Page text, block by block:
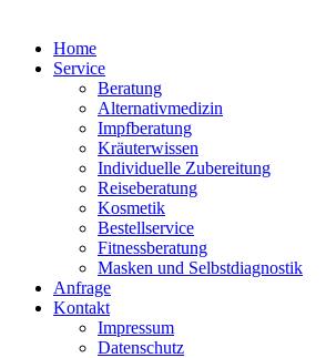
Home
Service
Beratung
Alternativmedizin
Impfberatung
Kräuterwissen
Individuelle Zubereitung
Reiseberatung
Kosmetik
Bestellservice
Fitnessberatung
Masken und Selbstdiagnostik
Anfrage
Kontakt
Impressum
Datenschutz